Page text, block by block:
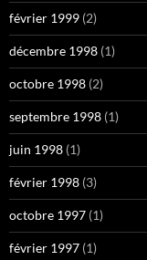
février 1999 (2)
décembre 1998 (1)
octobre 1998 (2)
septembre 1998 (1)
juin 1998 (1)
février 1998 (3)
octobre 1997 (1)
février 1997 (1)